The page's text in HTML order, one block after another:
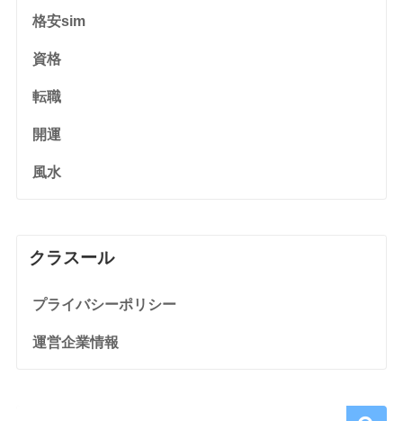
格安sim
資格
転職
開運
風水
クラスール
プライバシーポリシー
運営企業情報